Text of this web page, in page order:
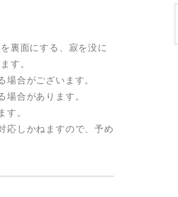
裏⾯にする、寂を没に
す。
合がございます。
合があります。
す。
応しかねますので、予め